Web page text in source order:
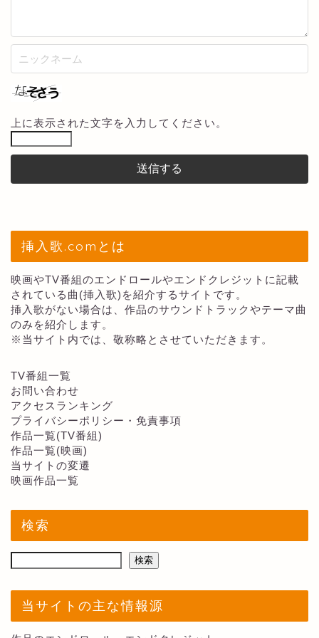
上に表示された文字を入力してください。
挿入歌.comとは
映画やTV番組のエンドロールやエンドクレジットに記載
されている曲(挿入歌)を紹介するサイトです。
挿入歌がない場合は、作品のサウンドトラックやテーマ曲
のみを紹介します。
※当サイト内では、敬称略とさせていただきます。
TV番組一覧
お問い合わせ
アクセスランキング
プライバシーポリシー・免責事項
作品一覧(TV番組)
作品一覧(映画)
当サイトの変遷
映画作品一覧
検索
検索
当サイトの主な情報源